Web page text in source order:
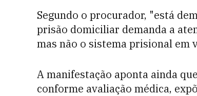
Segundo o procurador, "está
prisão domiciliar demanda a
mas não o sistema prisional em
A manifestação aponta ainda
conforme avaliação médica,